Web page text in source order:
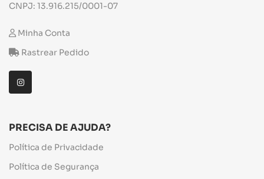
CNPJ: 13.916.215/0001-07
Minha Conta
Rastrear Pedido
PRECISA DE AJUDA?
Política de Privacidade
Política de Segurança